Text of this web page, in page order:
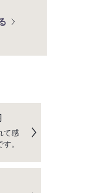
て感
。